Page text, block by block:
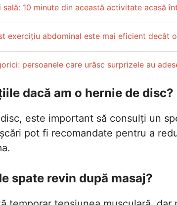
10 minute din această activitate acasă
exercițiu abdominal este mai eficient decât
persoanele care urăsc surprizele au
dacă am o hernie de disc?
este important să consulți un
pot fi recomandate pentru a
spate revin după masaj?